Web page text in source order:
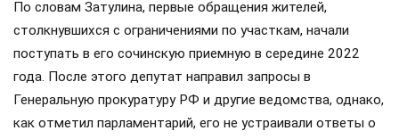
По словам Затулина, первые обращения жителей,
столкнувшихся с ограничениями по участкам, начали
поступать в его сочинскую приемную в середине 2022
года. После этого депутат направил запросы в
Генеральную прокуратуру РФ и другие ведомства, однако,
как отметил парламентарий, его не устраивали ответы о